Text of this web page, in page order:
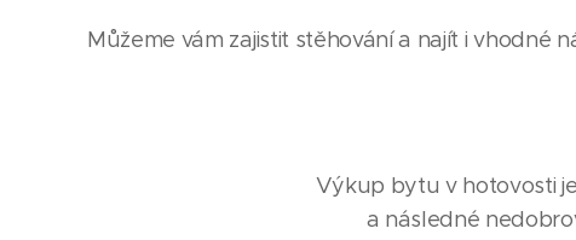
Můžeme vám zajistit stěhování a najít i vhodné
Výkup bytu v hotovosti
a následné